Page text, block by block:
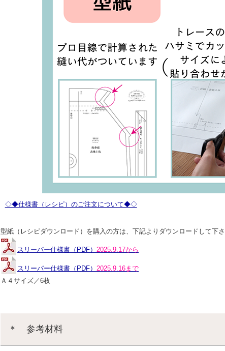
◇◆仕様書（レシピ）のご注文について◆◇
型紙（レシピダウンロード）を購入の方は、下記よりダウンロードして下さ
スリーパー仕様書（PDF） 2025.9.17から
スリーパー仕様書（PDF） 2025.9.16まで
Ａ４サイズ／6枚
＊ 参考材料